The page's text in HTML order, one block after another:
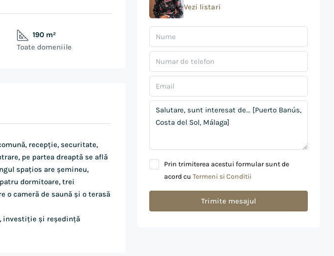
190 m²
Toate domeniile
recepție, securitate,
pe partea dreaptă se află
spațios are șemineu,
dormitoare, trei
o cameră de saună și o terasă
investiție și reședință
Vezi listari
Prin trimiterea acestui formular sunt de
acord cu Termeni si Conditii
Trimite mesajul